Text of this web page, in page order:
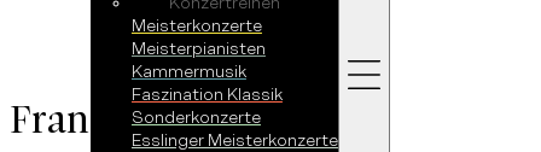
Meisterkonzerte
Meisterpianisten
Kammermusik
Faszination Klassik
Sonderkonzerte
Esslinger Meisterkonzerte
Franz Liszt